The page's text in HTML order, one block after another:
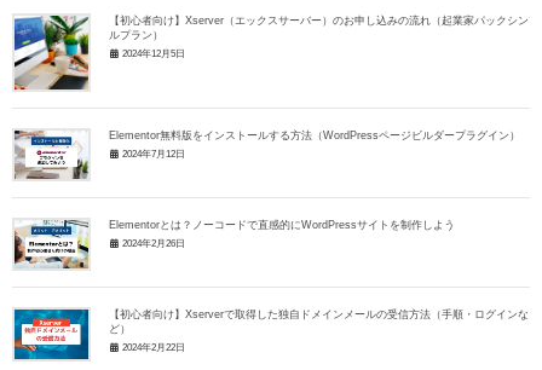
【初心者向け】Xserver（エックスサーバー）のお申し込みの流れ（起業家パックシンプ
ルプラン）
2024年12月5日
Elementor無料版をインストールする方法（WordPressページビルダープラグイン）
2024年7月12日
Elementorとは？ノーコードで直感的にWordPressサイトを制作しよう
2024年2月26日
【初心者向け】Xserverで取得した独自ドメインメールの受信方法（手順・ログインな
ど）
2024年2月22日